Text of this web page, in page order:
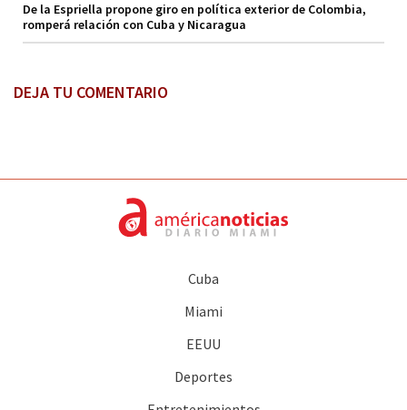
De la Espriella propone giro en política exterior de Colombia,
romperá relación con Cuba y Nicaragua
DEJA TU COMENTARIO
Cuba
Miami
EEUU
Deportes